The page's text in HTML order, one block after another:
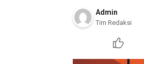
Admin
Tim Redaksi